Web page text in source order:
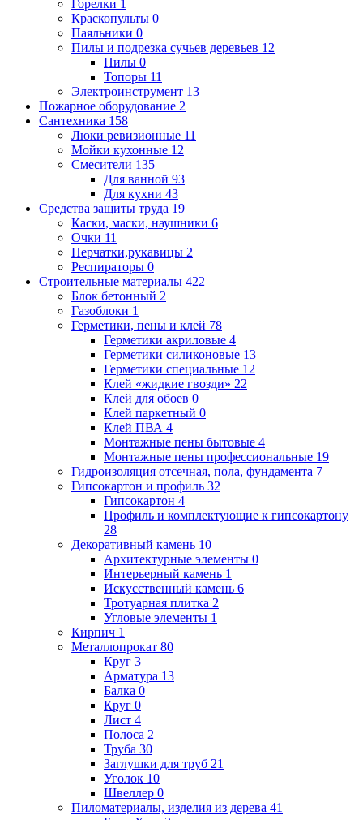
Горелки 1
Краскопульты 0
Паяльники 0
Пилы и подрезка сучьев деревьев 12
Пилы 0
Топоры 11
Электроинструмент 13
Пожарное оборудование 2
Сантехника 158
Люки ревизионные 11
Мойки кухонные 12
Смесители 135
Для ванной 93
Для кухни 43
Средства защиты труда 19
Каски, маски, наушники 6
Очки 11
Перчатки,рукавицы 2
Респираторы 0
Строительные материалы 422
Блок бетонный 2
Газоблоки 1
Герметики, пены и клей 78
Герметики акриловые 4
Герметики силиконовые 13
Герметики специальные 12
Клей «жидкие гвозди» 22
Клей для обоев 0
Клей паркетный 0
Клей ПВА 4
Монтажные пены бытовые 4
Монтажные пены профессиональные 19
Гидроизоляция отсечная, пола, фундамента 7
Гипсокартон и профиль 32
Гипсокартон 4
Профиль и комплектующие к гипсокартону
28
Декоративный камень 10
Архитектурные элементы 0
Интерьерный камень 1
Искусственный камень 6
Тротуарная плитка 2
Угловые элементы 1
Кирпич 1
Металлопрокат 80
Круг 3
Арматура 13
Балка 0
Круг 0
Лист 4
Полоса 2
Труба 30
Заглушки для труб 21
Уголок 10
Швеллер 0
Пиломатериалы, изделия из дерева 41